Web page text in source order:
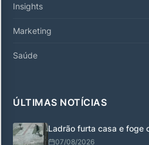
Insights
Marketing
Saúde
ÚLTIMAS NOTÍCIAS
Ladrão furta casa e foge
07/08/2026